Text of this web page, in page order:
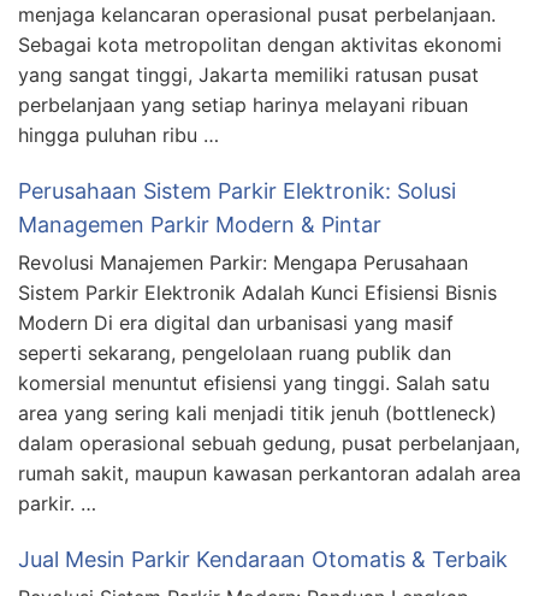
menjaga kelancaran operasional pusat perbelanjaan.
Sebagai kota metropolitan dengan aktivitas ekonomi
yang sangat tinggi, Jakarta memiliki ratusan pusat
perbelanjaan yang setiap harinya melayani ribuan
hingga puluhan ribu …
Perusahaan Sistem Parkir Elektronik: Solusi
Managemen Parkir Modern & Pintar
Revolusi Manajemen Parkir: Mengapa Perusahaan
Sistem Parkir Elektronik Adalah Kunci Efisiensi Bisnis
Modern Di era digital dan urbanisasi yang masif
seperti sekarang, pengelolaan ruang publik dan
komersial menuntut efisiensi yang tinggi. Salah satu
area yang sering kali menjadi titik jenuh (bottleneck)
dalam operasional sebuah gedung, pusat perbelanjaan,
rumah sakit, maupun kawasan perkantoran adalah area
parkir. …
Jual Mesin Parkir Kendaraan Otomatis & Terbaik